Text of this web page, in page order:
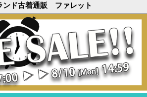
ンド古着通販 ファレット